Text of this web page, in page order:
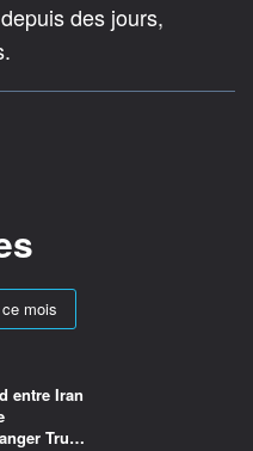
des jours,
ce mois
entre Iran
Tru…